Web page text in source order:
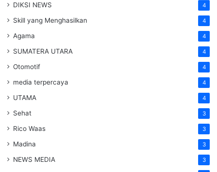
DIKSI NEWS 4
Skill yang Menghasilkan 4
Agama 4
SUMATERA UTARA 4
Otomotif 4
media terpercaya 4
UTAMA 4
Sehat 3
Rico Waas 3
Madina 3
NEWS MEDIA 3